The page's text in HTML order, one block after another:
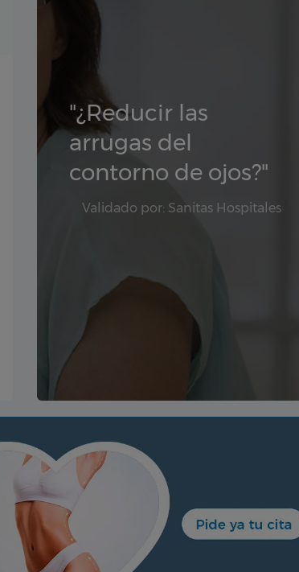
"¿Reducir las
arrugas del
contorno de ojos?"
Validado por: Sanitas Hospitales